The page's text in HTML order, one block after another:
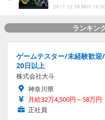
2017.12.18 Mon 18:00
ランキン
ゲームテスター/未経験歓
20日以上
株式会社大斗
神奈川県
月給32万4,500円～58万円
正社員